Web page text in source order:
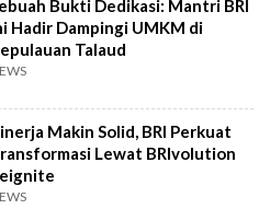
Bukti Dedikasi: Mantri BRI
Hadir Dampingi UMKM di
Talaud
Makin Solid, BRI Perkuat
Lewat BRIvolution